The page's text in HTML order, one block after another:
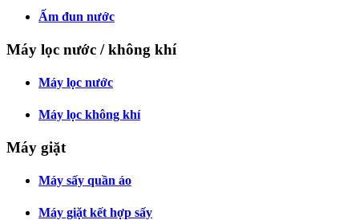
Ấm đun nước
Máy lọc nước / không khí
Máy lọc nước
Máy lọc không khí
Máy giặt
Máy sấy quần áo
Máy giặt kết hợp sấy